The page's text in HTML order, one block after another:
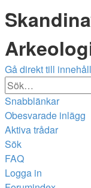
Gå direkt till innehåll
Snabblänkar
Obesvarade inlägg
Aktiva trådar
Sök
FAQ
Logga in